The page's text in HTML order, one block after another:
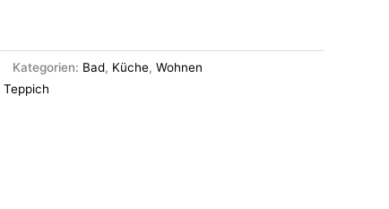
Kategorien: Bad, Küche, Wohnen
Teppich